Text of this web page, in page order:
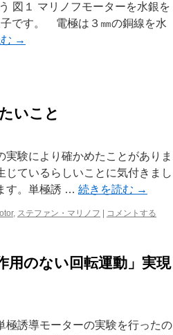
図１ マリノフモーターを水銀を
子です。 電極は３㎜の銅線を水
→
いこと
験により確かめたことがありま
ているらしいことに気付きまし
す。単極誘 … 続きを読む →
, ステファン・マリノフ コメントする
用のない回転運動」実現
極誘導モーターの実験を行ったの